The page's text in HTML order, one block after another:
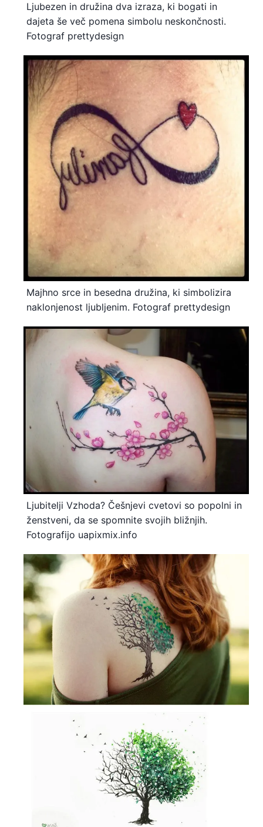
Ljubezen in družina dva izraza, ki bogati in
dajeta še več pomena simbolu neskončnosti.
Fotograf prettydesign
Majhno srce in besedna družina, ki simbolizira
naklonjenost ljubljenim. Fotograf prettydesign
Ljubitelji Vzhoda? Češnjevi cvetovi so popolni in
ženstveni, da se spomnite svojih bližnjih.
Fotografijo uapixmix.info